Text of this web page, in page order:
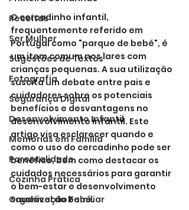
Receitas
Ser Mulher
Sugestões de Textos
Fotografia
Segurança Digital
Desenvolvimento Infantil
Memórias em Família
Parentalidade
Cozinha Prática
Organização Familiar
O cercadinho infantil,
frequentemente referido em
Portugal como "parque de bebé", é
um item comum nos lares com
crianças pequenas. A sua utilização
suscita um debate entre pais e
cuidadores sobre os potenciais
benefícios e desvantagens no
desenvolvimento infantil. Este
artigo visa esclarecer quando e
como o uso do cercadinho pode ser
benéfico, bem como destacar os
cuidados necessários para garantir
o bem-estar e desenvolvimento
saudável do bebé.